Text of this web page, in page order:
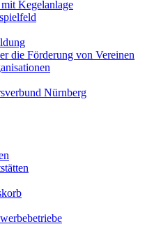
Kegelanlage
die Förderung von Vereinen
Nürnberg